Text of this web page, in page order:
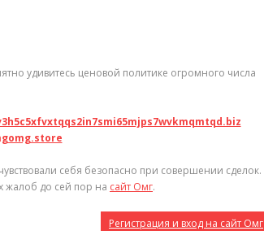
удивитесь ценовой политике огромного числа
себя безопасно при совершении сделок.
жалоб до сей пор на сайт Омг.
Регистрация и вход на сайт Омг